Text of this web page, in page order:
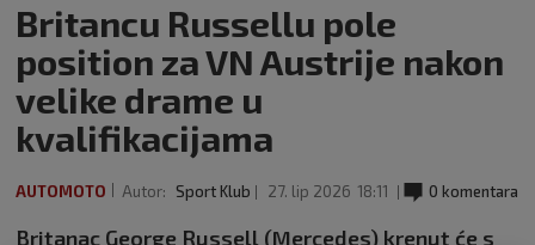
Britancu Russellu pole
position za VN Austrije nakon
velike drame u
kvalifikacijama
AUTOMOTO Autor: Sport Klub 27. lip 2026 18:11 0 komentara
Britanac George Russell (Mercedes) krenut će s